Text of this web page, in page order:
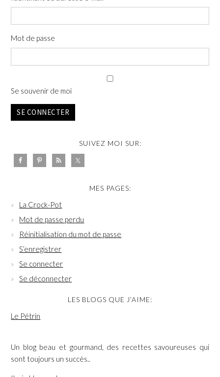
Mot de passe
Se souvenir de moi
SE CONNECTER
SUIVEZ MOI SUR:
MES PAGES:
La Crock-Pot
Mot de passe perdu
Réinitialisation du mot de passe
S’enregistrer
Se connecter
Se déconnecter
LES BLOGS QUE J’AIME:
Le Pétrin
Un blog beau et gourmand, des recettes savoureuses qui
sont toujours un succès..